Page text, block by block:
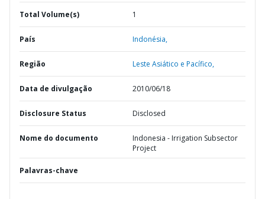
Total Volume(s) 1
País Indonésia,
Região Leste Asiático e Pacífico,
Data de divulgação 2010/06/18
Disclosure Status Disclosed
Nome do documento
Indonesia - Irrigation Subsector
Project
Palavras-chave